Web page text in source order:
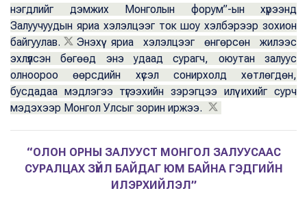
нэгдлийг дэмжих Монголын форум”-ын хүрээнд
Залуучуудын яриа хэлэлцээг ток шоу хэлбэрээр зохион
байгуулав.
Энэхүү яриа хэлэлцээг өнгөрсөн жилээс
эхлүүлсэн бөгөөд энэ удаад сурагч, оюутан залуус
олноороо өөрсдийн хүсэл сонирхолд хөтлөгдөн,
бусдадаа мэдлэгээ түгээхийн зэрэгцээ илүү ихийг сурч
мэдэхээр Монгол Улсыг зорин иржээ.
“ОЛОН ОРНЫ ЗАЛУУСТ МОНГОЛ ЗАЛУУСААС
СУРАЛЦАХ ЗҮЙЛ БАЙДАГ ЮМ БАЙНА ГЭДГИЙН
ИЛЭРХИЙЛЭЛ”